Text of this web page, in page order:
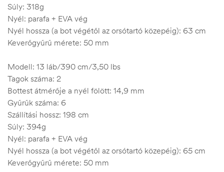
Súly: 318g
Nyél: parafa + EVA vég
Nyél hossza (a bot végétől az orsótartó közepéig): 63 cm
Keverőgyűrű mérete: 50 mm
Modell: 13 láb/390 cm/3,50 lbs
Tagok száma: 2
Bottest átmérője a nyél fölött: 14,9 mm
Gyűrűk száma: 6
Szállítási hossz: 198 cm
Súly: 394g
Nyél: parafa + EVA vég
Nyél hossza (a bot végétől az orsótartó közepéig): 65 cm
Keverőgyűrű mérete: 50 mm